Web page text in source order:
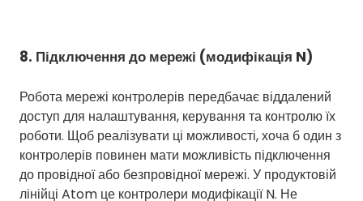
8. Підключення до мережі (модифікація N)
Робота мережі контролерів передбачає віддалений
доступ для налаштування, керування та контролю їх
роботи. Щоб реалізувати ці можливості, хоча б один з
контролерів повинен мати можливість підключення
до провідної або безпровідної мережі. У продуктовій
лінійці Atom це контролери модифікації N. Не